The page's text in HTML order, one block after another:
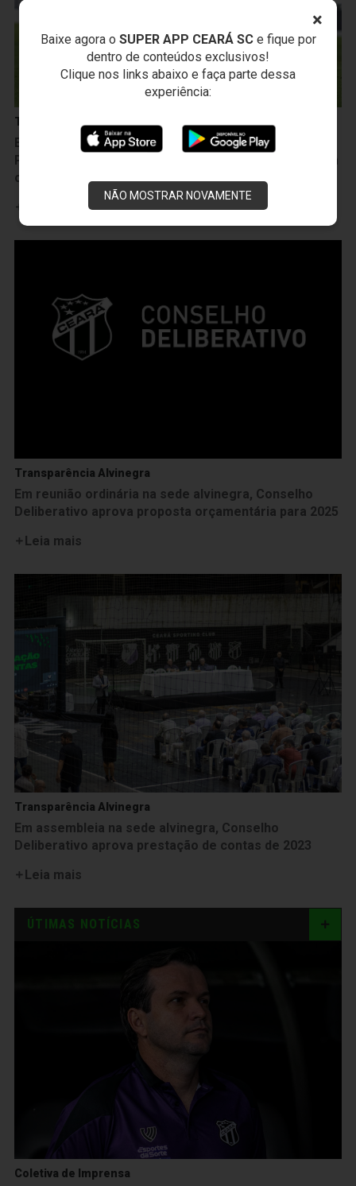
×
Baixe agora o SUPER APP CEARÁ SCe fique por
dentro de conteúdos exclusivos!
Clique nos links abaixo e faça parte dessa
experiência:
NÃO MOSTRAR NOVAMENTE
Transparência Alvinegra
Elenco alvinegro tem manhã de atividades em
Porangabuçu e segue em preparação para duelo com
o ABC
Transparência Alvinegra
Em reunião ordinária na sede alvinegra, Conselho
Deliberativo aprova proposta orçamentária para 2025
Leia mais
Transparência Alvinegra
Em assembleia na sede alvinegra, Conselho
Deliberativo aprova prestação de contas de 2023
Leia mais
ÚTIMAS NOTÍCIAS
Coletiva de Imprensa